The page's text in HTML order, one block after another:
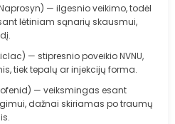
— ilgesnio veikimo, todėl
lėtiniam sąnarių skausmui,
— stipresnio poveikio NVNU,
tiek tepalų ar injekcijų forma.
— veiksmingas esant
dažnai skiriamas po traumų